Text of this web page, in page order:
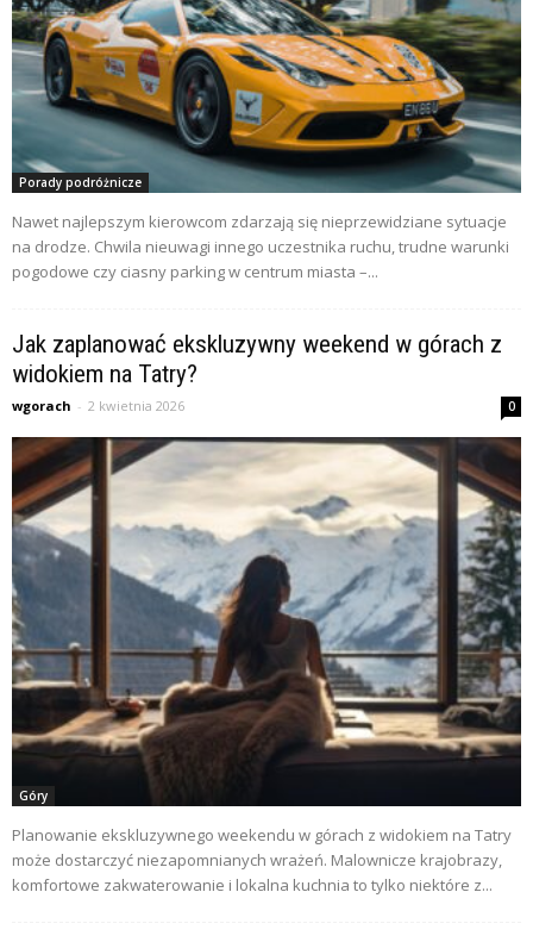
Porady podróżnicze
Nawet najlepszym kierowcom zdarzają się nieprzewidziane sytuacje
na drodze. Chwila nieuwagi innego uczestnika ruchu, trudne warunki
pogodowe czy ciasny parking w centrum miasta –...
Jak zaplanować ekskluzywny weekend w górach z
widokiem na Tatry?
wgorach - 2 kwietnia 2026 0
Góry
Planowanie ekskluzywnego weekendu w górach z widokiem na Tatry
może dostarczyć niezapomnianych wrażeń. Malownicze krajobrazy,
komfortowe zakwaterowanie i lokalna kuchnia to tylko niektóre z...